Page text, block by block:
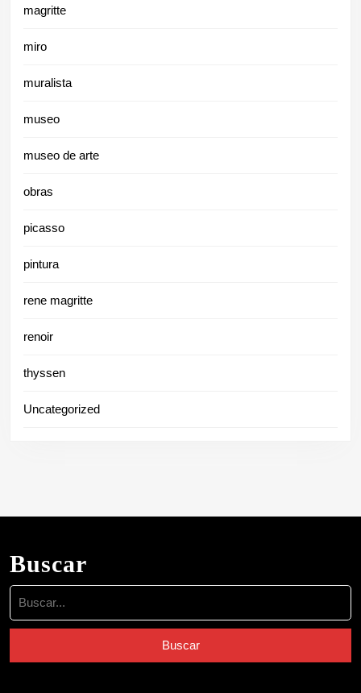
magritte
miro
muralista
museo
museo de arte
obras
picasso
pintura
rene magritte
renoir
thyssen
Uncategorized
Buscar
Buscar: